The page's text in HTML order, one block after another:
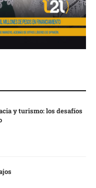
y turismo: los desafíos